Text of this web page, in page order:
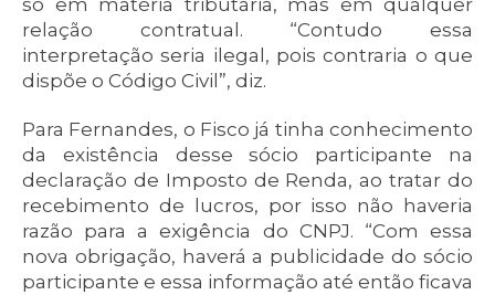
só em matéria tributária, mas em qualquer
relação contratual. “Contudo essa
interpretação seria ilegal, pois contraria o que
dispõe o Código Civil”, diz.
Para Fernandes, o Fisco já tinha conhecimento
da existência desse sócio participante na
declaração de Imposto de Renda, ao tratar do
recebimento de lucros, por isso não haveria
razão para a exigência do CNPJ. “Com essa
nova obrigação, haverá a publicidade do sócio
participante e essa informação até então ficava